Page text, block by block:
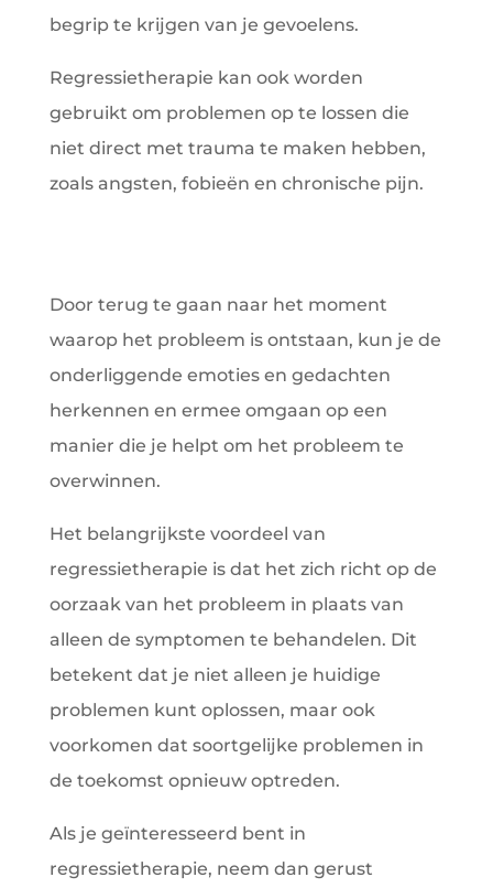
begrip te krijgen van je gevoelens.
Regressietherapie kan ook worden
gebruikt om problemen op te lossen die
niet direct met trauma te maken hebben,
zoals angsten, fobieën en chronische pijn.
Door terug te gaan naar het moment
waarop het probleem is ontstaan, kun je de
onderliggende emoties en gedachten
herkennen en ermee omgaan op een
manier die je helpt om het probleem te
overwinnen.
Het belangrijkste voordeel van
regressietherapie is dat het zich richt op de
oorzaak van het probleem in plaats van
alleen de symptomen te behandelen. Dit
betekent dat je niet alleen je huidige
problemen kunt oplossen, maar ook
voorkomen dat soortgelijke problemen in
de toekomst opnieuw optreden.
Als je geïnteresseerd bent in
regressietherapie, neem dan gerust